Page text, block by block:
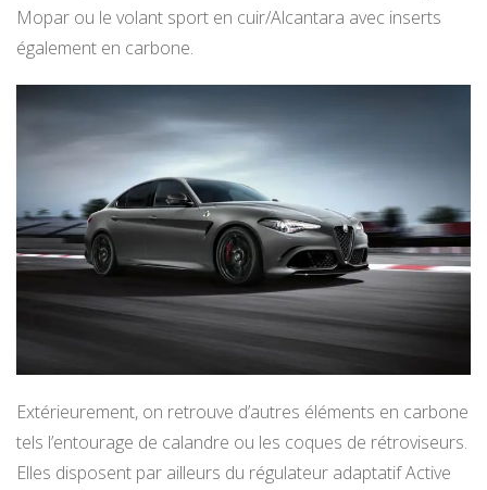
Mopar ou le volant sport en cuir/Alcantara avec inserts
également en carbone.
Extérieurement, on retrouve d’autres éléments en carbone
tels l’entourage de calandre ou les coques de rétroviseurs.
Elles disposent par ailleurs du régulateur adaptatif Active